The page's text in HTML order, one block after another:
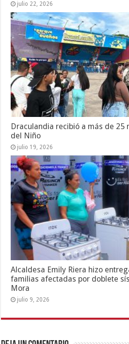
julio 22, 2026
Draculandia recibió a más de 25
del Niño
julio 19, 2026
Alcaldesa Emily Riera hizo
familias afectadas por doblete
Mora
julio 9, 2026